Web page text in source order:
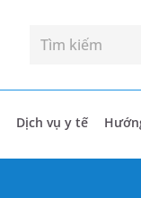
Dịch vụ y tế